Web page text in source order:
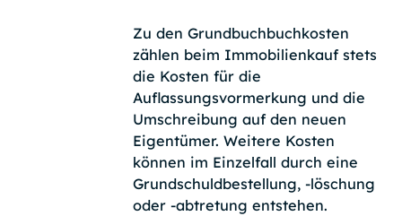
Zu den Grundbuchbuchkosten
zählen beim Immobilienkauf stets
die Kosten für die
Auflassungsvormerkung und die
Umschreibung auf den neuen
Eigentümer. Weitere Kosten
können im Einzelfall durch eine
Grundschuldbestellung, -löschung
oder -abtretung entstehen.